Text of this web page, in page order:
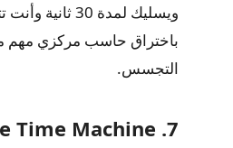
ويسليك لمدة 30
باختراق حاسب مركزي مهم
التجسس.
7. Youtube Time Machine